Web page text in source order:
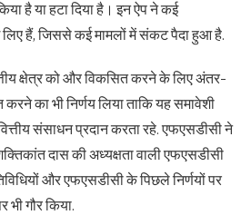
है या हटा दिया है। इन ऐप ने कई
हैं, जिससे कई मामलों में संकट पैदा हुआ है.
क्षेत्र को और विकसित करने के लिए अंतर-
का भी निर्णय लिया ताकि यह समावेशी
संसाधन प्रदान करता रहे. एफएसडीसी ने
दास की अध्यक्षता वाली एफएसडीसी
और एफएसडीसी के पिछले निर्णयों पर
भी गौर किया.